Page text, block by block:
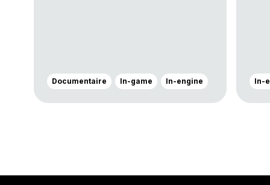
Documentaire In-game In-engine In-